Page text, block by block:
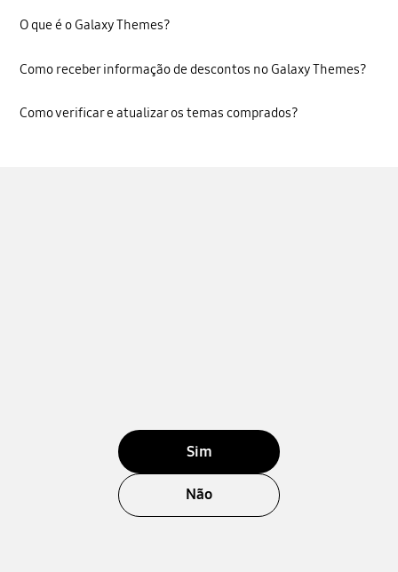
O que é o Galaxy Themes?
Como receber informação de descontos no Galaxy Themes?
Como verificar e atualizar os temas comprados?
Sim
Não